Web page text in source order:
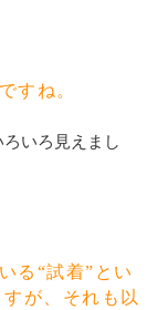
すね。
いろ見えまし
る“試着”とい
が、それも以